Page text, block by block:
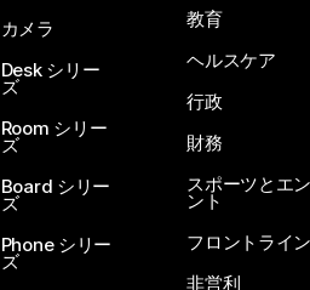
カメラ
Desk シリー
ズ
Room シリー
ズ
Board シリー
ズ
Phone シリー
ズ
教育
ヘルスケア
行政
財務
スポーツとエ
ント
フロントライン
非営利